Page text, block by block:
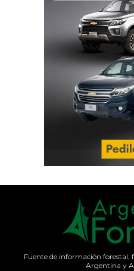
Fuente de información
Argentina y